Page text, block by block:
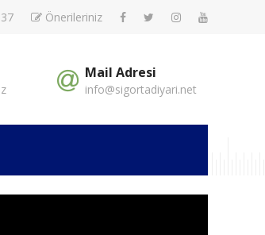
Önerileriniz
Mail Adresi
info@sigortadiyari.net